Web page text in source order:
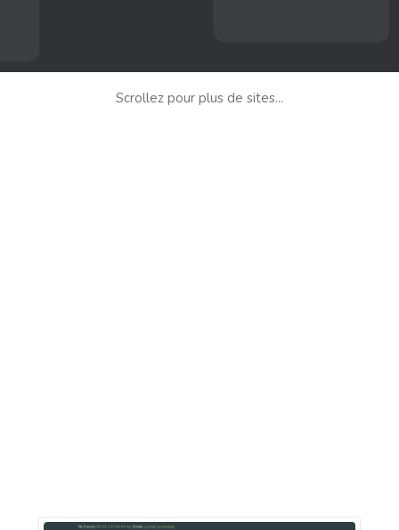
Scrollez pour plus de sites...